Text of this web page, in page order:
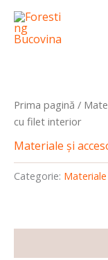
conținut
Skip
content
Prima pagină /
cu filet interior
Materiale și
Categorie: Materiale